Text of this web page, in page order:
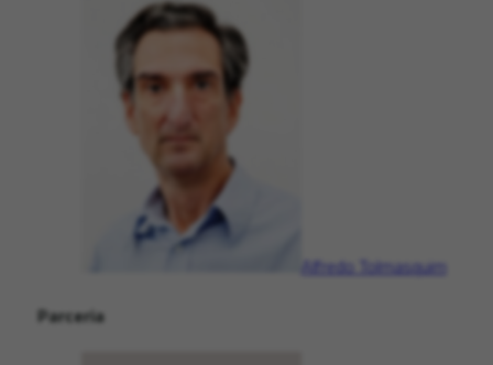
Alfredo Tolmasquim
Parceria